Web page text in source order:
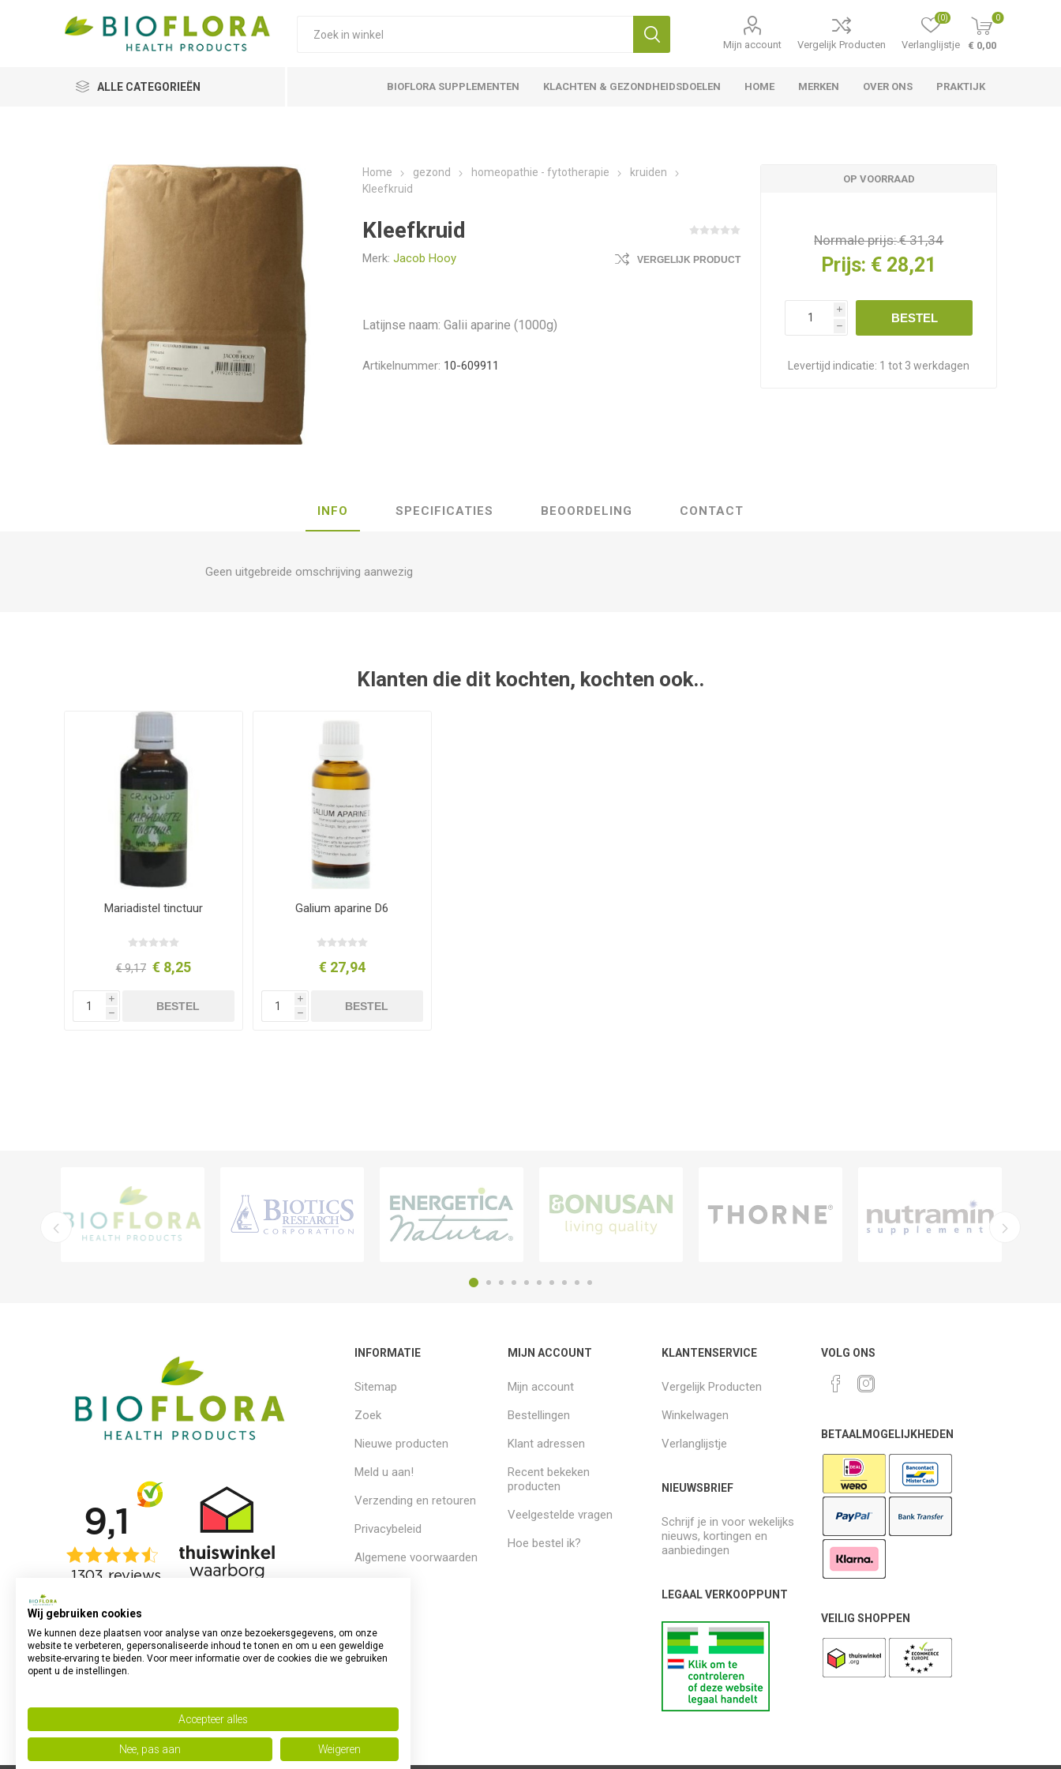
Mijn account Vergelijk Producten Verlanglijstje
(0) 0
€ 0,00
ALLE CATEGORIEËN BIOFLORA SUPPLEMENTEN KLACHTEN & GEZONDHEIDSDOELEN HOME MERKEN OVER ONS PRAKTIJK
Home gezond homeopathie - fytotherapie
kruiden
Kleefkruid
Kleefkruid
Merk: Jacob Hooy VERGELIJK PRODUCT
Latijnse naam: Galii aparine (1000g)
Artikelnummer: 10-609911
OP VOORRAAD
Normale prijs:€ 31,34
Prijs: € 28,21
i
h
BESTEL
Levertijd indicatie: 1 tot 3 werkdagen
INFO SPECIFICATIES BEOORDELING CONTACT
Geen uitgebreide omschrijving aanwezig
Klanten die dit kochten, kochten ook..
Mariadistel tinctuur
€ 9,17 € 8,25
i
h
BESTEL
Galium aparine D6
€ 27,94
i
h
BESTEL
INFORMATIE
Sitemap
Zoek
Nieuwe producten
Meld u aan!
Verzending en retouren
Privacybeleid
Algemene voorwaarden
MIJN ACCOUNT
Mijn account
Bestellingen
Klant adressen
Recent bekeken
producten
Veelgestelde vragen
Hoe bestel ik?
KLANTENSERVICE
Vergelijk Producten
Winkelwagen
Verlanglijstje
NIEUWSBRIEF
Schrijf je in voor wekelijks
nieuws, kortingen en
aanbiedingen
LEGAAL VERKOOPPUNT
VOLG ONS
BETAALMOGELIJKHEDEN
VEILIG SHOPPEN
Wij gebruiken cookies
We kunnen deze plaatsen voor analyse van onze bezoekersgegevens, om onze
website te verbeteren, gepersonaliseerde inhoud te tonen en om u een geweldige
website-ervaring te bieden. Voor meer informatie over de cookies die we gebruiken
opent u de instellingen.
Accepteer alles
Nee, pas aan Weigeren